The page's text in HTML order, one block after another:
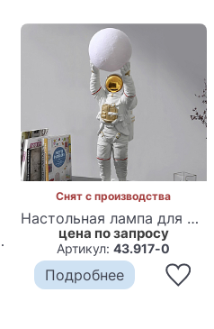
Снят с производства
Настольная лампа для детей Космонавт с луной
цена по запросу
Артикул:43.917-0
Подробнее